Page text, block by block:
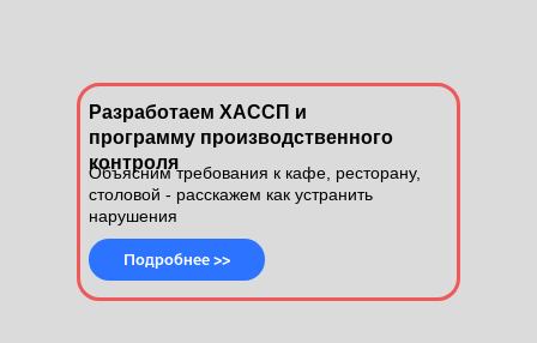
Разработаем ХАССП и
программу производственного
контроля
Объясним требования к кафе, ресторану,
столовой - расскажем как устранить
нарушения
Подробнее >>